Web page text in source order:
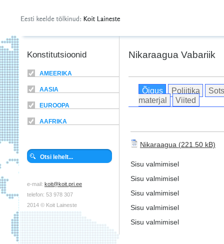
Konstitutsioonid
AMEERIKA
AASIA
EUROOPA
AAFRIKA
e-mail: koit@koit.pri.ee
telefon: 53 978 307
2014 © Koit Laineste
Nikaraagua Vabariik
Õigus Poliitika
materjal
Viited
Nikaraagua
Sisu valmimisel
Sisu valmimisel
Sisu valmimisel
Sisu valmimisel
Sisu valmimisel